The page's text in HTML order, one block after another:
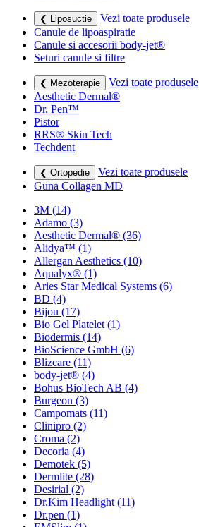
❮ Liposuctie
Vezi toate produsele
Canule de lipoaspiratie
Canule si accesorii body-jet®
Seturi canule si filtre
❮ Mezoterapie
Vezi toate produsele
Aesthetic Dermal®
Dr. Pen™
Pistor
RRS® Skin Tech
Techdent
❮ Ortopedie
Vezi toate produsele
Guna Collagen MD
3M (14)
Adamo (3)
Aesthetic Dermal® (36)
Alidya™ (1)
Allergan Aesthetics (10)
Aqualyx® (1)
Aries Star Medical Systems (6)
BD (4)
Bijou (17)
Bio Gel Platelet (1)
Biodermis (14)
BioScience GmbH (6)
Blizcare (11)
body-jet® (4)
Bohus BioTech AB (4)
Burgeon (3)
Campomats (11)
Clinipro (2)
Croma (2)
Decoria (4)
Demotek (5)
Dermlite (28)
Desirial (2)
Dr.Kim Headlight (11)
Dr.pen (1)